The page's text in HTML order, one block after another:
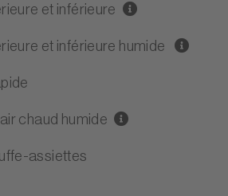
et inférieure
et inférieure humide
chaud humide
assiettes